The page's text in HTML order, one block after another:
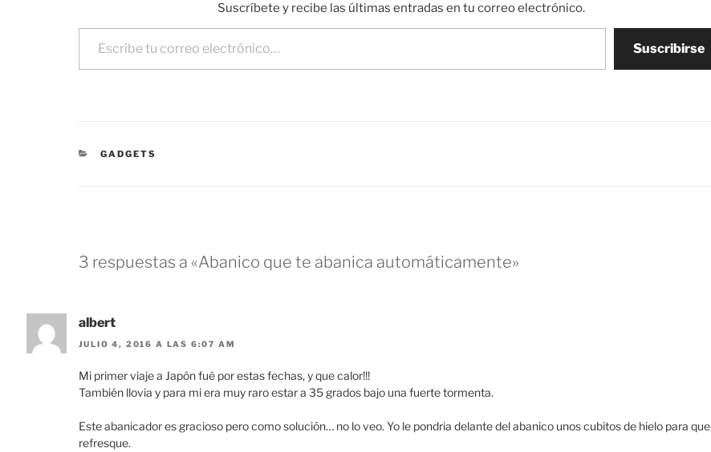
Suscríbete y recibe las últimas entradas en tu correo electrónico.
Escribe tu correo electrónico…
Suscribirse
CATEGORÍAS
GADGETS
3 respuestas a «Abanico que te abanica automáticamente»
albert
JULIO 4, 2016 A LAS 6:07 AM
Mi primer viaje a Japón fué por estas fechas, y que calor!!!
También llovia y para mi era muy raro estar a 35 grados bajo una fuerte tormenta.
Este abanicador es gracioso pero como solución… no lo veo. Yo le pondria delante del abanico unos cubitos de hielo para que
refresque.